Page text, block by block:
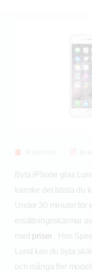
Byta iPhone glas
kanske det bästa du
Under 30 minuter för
ersättningsskärmar
med priser . Hos
Lund kan du byta
och många fler